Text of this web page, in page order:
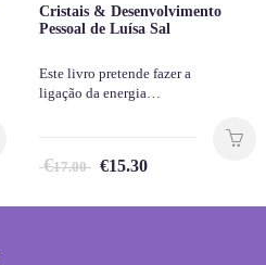
Cristais & Desenvolvimento
Pessoal de Luísa Sal
Este livro pretende fazer a
ligação da energia…
€17.00 €15.30